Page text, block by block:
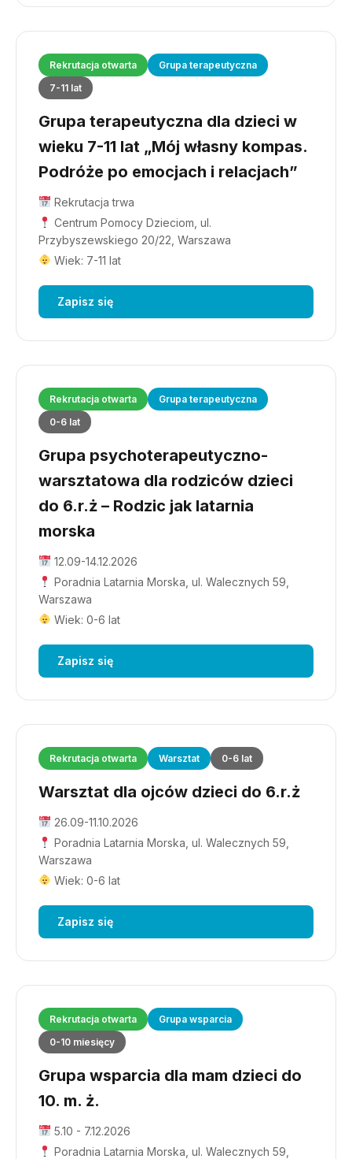
Rekrutacja otwarta
Grupa terapeutyczna
7-11 lat
Grupa terapeutyczna dla dzieci w
wieku 7-11 lat „Mój własny kompas.
Podróże po emocjach i relacjach”
Rekrutacja trwa
Centrum Pomocy Dzieciom, ul.
Przybyszewskiego 20/22, Warszawa
Wiek: 7-11 lat
Zapisz się
Rekrutacja otwarta
Grupa terapeutyczna
0-6 lat
Grupa psychoterapeutyczno-
warsztatowa dla rodziców dzieci
do 6.r.ż – Rodzic jak latarnia
morska
12.09-14.12.2026
Poradnia Latarnia Morska, ul. Walecznych 59,
Warszawa
Wiek: 0-6 lat
Zapisz się
Rekrutacja otwarta Warsztat 0-6 lat
Warsztat dla ojców dzieci do 6.r.ż
26.09-11.10.2026
Poradnia Latarnia Morska, ul. Walecznych 59,
Warszawa
Wiek: 0-6 lat
Zapisz się
Rekrutacja otwarta
Grupa wsparcia
0-10 miesięcy
Grupa wsparcia dla mam dzieci do
10. m. ż.
5.10 - 7.12.2026
Poradnia Latarnia Morska, ul. Walecznych 59,